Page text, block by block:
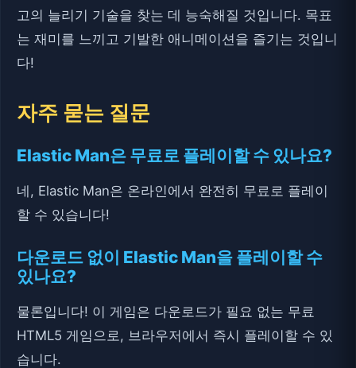
고의 늘리기 기술을 찾는 데 능숙해질 것입니다. 목표
는 재미를 느끼고 기발한 애니메이션을 즐기는 것입니
다!
자주 묻는 질문
Elastic Man은 무료로 플레이할 수 있나요?
네, Elastic Man은 온라인에서 완전히 무료로 플레이
할 수 있습니다!
다운로드 없이 Elastic Man을 플레이할 수
있나요?
물론입니다! 이 게임은 다운로드가 필요 없는 무료
HTML5 게임으로, 브라우저에서 즉시 플레이할 수 있
습니다.